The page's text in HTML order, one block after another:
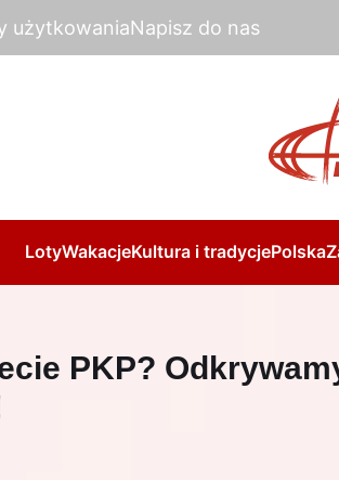
użytkowaniaNapisz do nas
LotyWakacjeKultura i tradycjePolska
PKP?